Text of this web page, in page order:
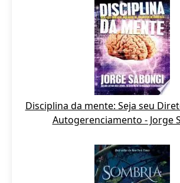
Disciplina da mente: Seja seu
Autogerenciamento - Jorge